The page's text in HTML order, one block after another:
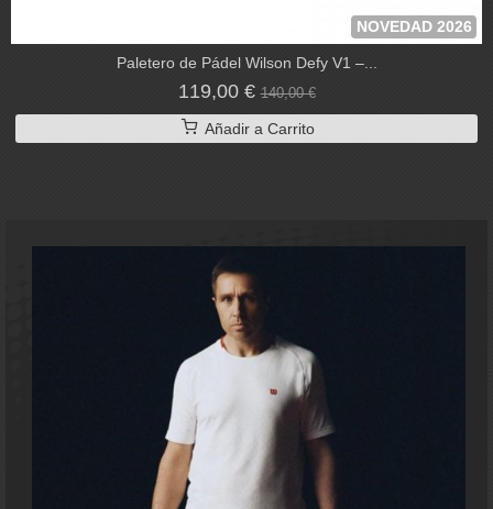
NOVEDAD 2026
Paletero de Pádel Wilson Defy V1 –...
119,00 €140,00 €
Añadir a Carrito